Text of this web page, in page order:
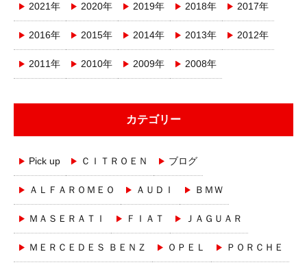
2021年 2020年 2019年 2018年 2017年
2016年 2015年 2014年 2013年 2012年
2011年 2010年 2009年 2008年
カテゴリー
Pick up ＣＩＴＲＯＥＮ ブログ
ＡＬＦＡＲＯＭＥＯ ＡＵＤＩ ＢＭＷ
ＭＡＳＥＲＡＴＩ ＦＩＡＴ ＪＡＧＵＡＲ
ＭＥＲＣＥＤＥＳ ＢＥＮＺ ＯＰＥＬ ＰＯＲＣＨＥ